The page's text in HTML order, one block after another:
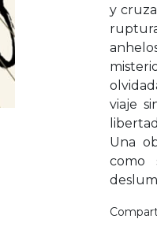
y
viaje
Una
como